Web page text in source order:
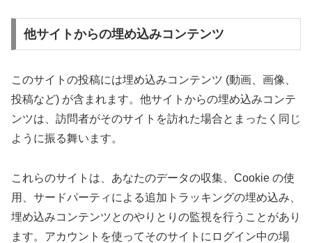
他サイトからの埋め込みコンテンツ
このサイトの投稿には埋め込みコンテンツ (動画、画像、
投稿など) が含まれます。他サイトからの埋め込みコンテ
ンツは、訪問者がそのサイトを訪れた場合とまったく同じ
ように振る舞います。
これらのサイトは、あなたのデータの収集、Cookie の使
用、サードパーティによる追加トラッキングの埋め込み、
埋め込みコンテンツとのやりとりの監視を行うことがあり
ます。アカウントを使ってそのサイトにログイン中の場